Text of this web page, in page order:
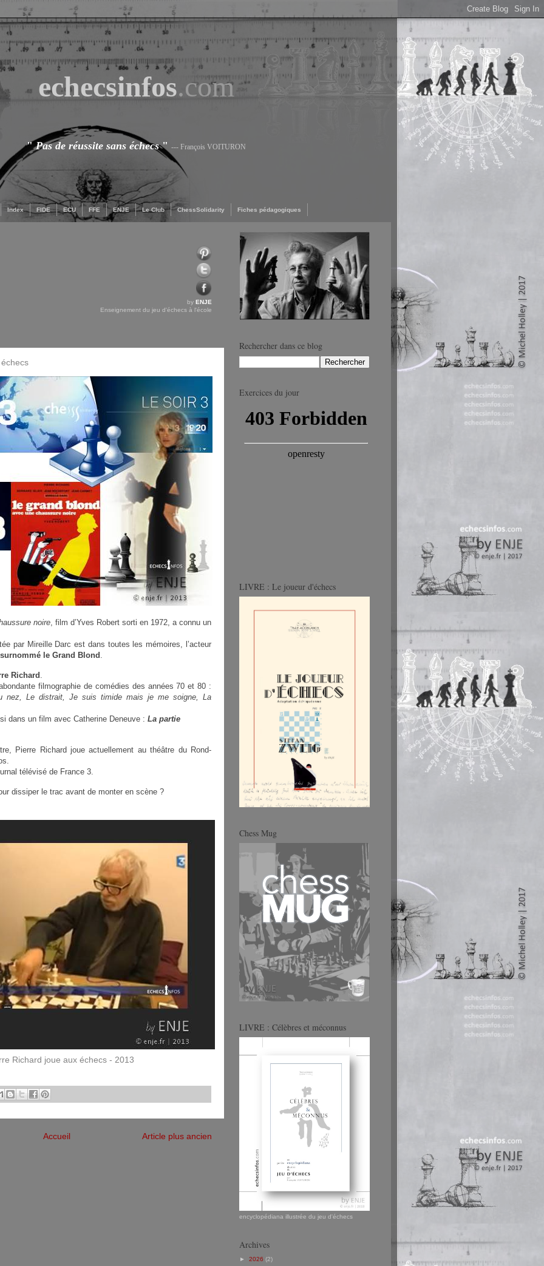
echecsinfos.com
"Pas de réussite sans échecs" --- François VOITURON
Index FIDE ECU FFE ENJE Le Club ChessSolidarity Fiches pédagogiques
by ENJE
Enseignement du jeu d'échecs à l'école
noire , film d’Yves Robert sorti en 1972, a connu un
par Mireille Darc est dans toutes les mémoires, l’acteur
surnommé le Grand Blond
Richard
filmographie de comédies des années 70 et 80 :
nez, Le distrait, Je suis timide mais je me soigne, La
dans un film avec Catherine Deneuve : La partie
Pierre Richard joue actuellement au théâtre du Rond-
télévisé de France 3.
dissiper le trac avant de monter en scène ?
Richard joue aux échecs - 2013
Article plus ancien
Accueil
Rechercher dans ce blog
Exercices du jour
LIVRE : Le joueur d'échecs
Chess Mug
LIVRE : Célèbres et méconnus
encyclopédiana illustrée du jeu d'échecs
Archives
► 2026 (2)